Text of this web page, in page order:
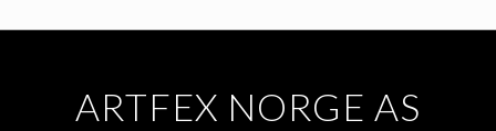
ARTFEX NORGE AS